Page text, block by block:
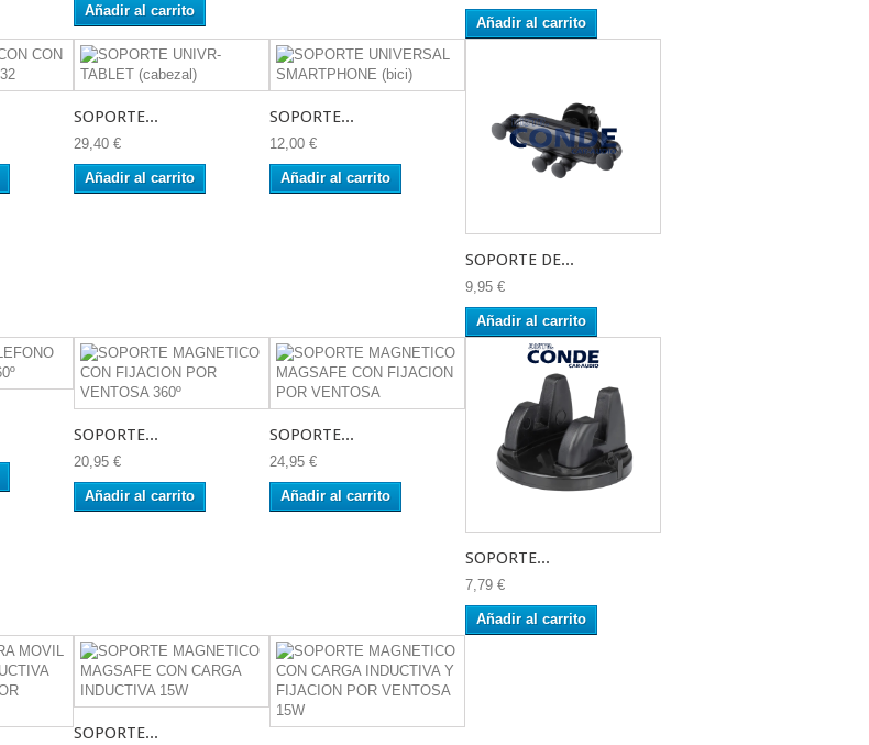
Añadir al carrito
Añadir al carrito
SOPORTE...
29,40 €
Añadir al carrito
SOPORTE...
12,00 €
Añadir al carrito
SOPORTE DE...
9,95 €
Añadir al carrito
SOPORTE...
20,95 €
Añadir al carrito
SOPORTE...
24,95 €
Añadir al carrito
SOPORTE...
7,79 €
Añadir al carrito
SOPORTE...